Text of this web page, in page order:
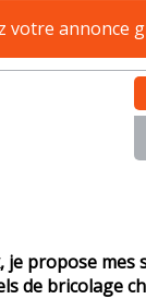
votre annonce
je propose mes
de bricolage